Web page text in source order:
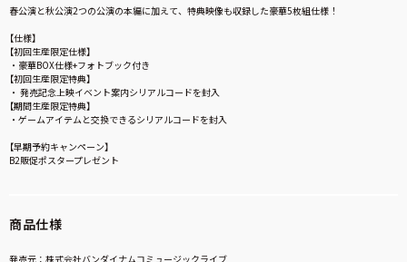
春公演と秋公演2つの公演の本編に加えて、特典映像も収録した豪華5枚組仕様！
【仕様】
【初回生産限定仕様】
・豪華BOX仕様+フォトブック付き
【初回生産限定特典】
・ 発売記念上映イベント案内シリアルコードを封入
【期間生産限定特典】
・ゲームアイテムと交換できるシリアルコードを封入
【早期予約キャンペーン】
B2販促ポスタープレゼント
商品仕様
発売元：株式会社バンダイナムコミュージックライブ